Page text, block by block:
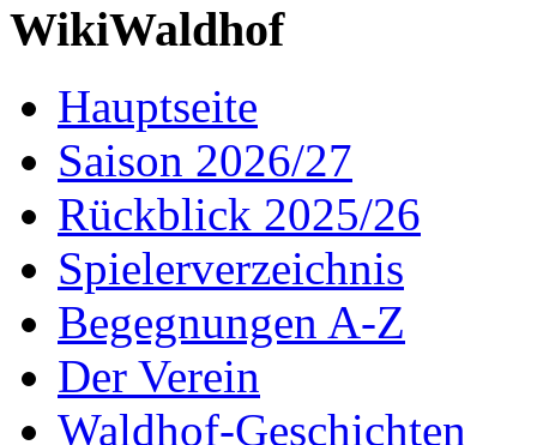
WikiWaldhof
Hauptseite
Saison 2026/27
Rückblick 2025/26
Spielerverzeichnis
Begegnungen A-Z
Der Verein
Waldhof-Geschichten